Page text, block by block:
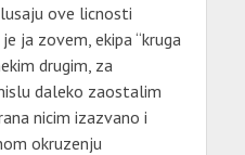
ove licnosti
ja zovem, ekipa “kruga
drugim, za
daleko zaostalim
nicim izazvano i
okruzenju